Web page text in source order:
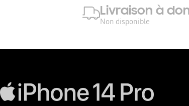
Livraison à
Non disponible